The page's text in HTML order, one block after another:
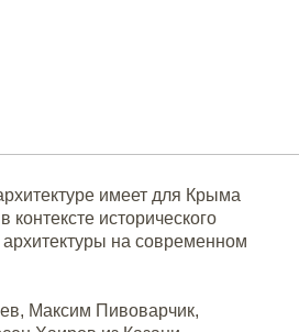
имеет для Крыма
исторического
на современном
Максим Пивоварчик,